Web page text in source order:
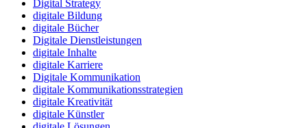
Digital Strategy
digitale Bildung
digitale Bücher
Digitale Dienstleistungen
digitale Inhalte
digitale Karriere
Digitale Kommunikation
digitale Kommunikationsstrategien
digitale Kreativität
digitale Künstler